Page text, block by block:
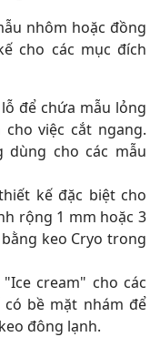
nhôm hoặc đồng
cho các mục đích
lỗ để chứa mẫu lỏng
việc cắt ngang.
dùng cho các mẫu
kế đặc biệt cho
rộng 1 mm hoặc 3
keo Cryo trong
cream" cho các
bề mặt nhám để
đông lạnh.